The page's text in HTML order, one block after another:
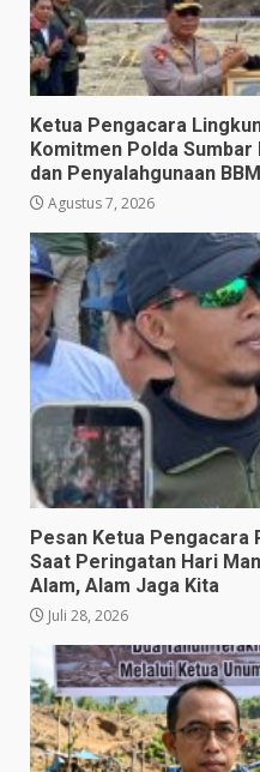
Ketua Pengacara
Komitmen Polda
dan Penyalahgunaan BBM
Agustus 7, 2026
Pesan Ketua Pengacara
Saat Peringatan Hari
Alam, Alam Jaga Kita
Juli 28, 2026